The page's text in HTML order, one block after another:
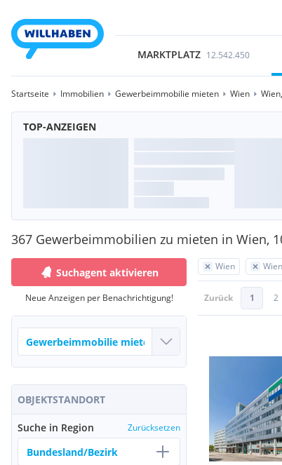
MARKTPLATZ 12.542.450
Startseite Immobilien Gewerbeimmobilie mieten Wien
TOP-ANZEIGEN
367 Gewerbeimmobilien zu mieten in Wien,
Suchagent aktivieren
Neue Anzeigen per Benachrichtigung!
OBJEKTSTANDORT
Suche in Region Zurücksetzen
Bundesland/Bezirk
Wien
Zurück 1 2